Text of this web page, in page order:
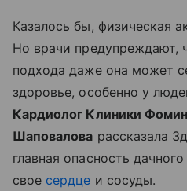
Казалось бы, физическая
Но врачи предупреждают,
подхода даже она может
здоровье, особенно у
Кардиолог Клиники
Шаповалова рассказала
главная опасность
свое сердце и сосуды.